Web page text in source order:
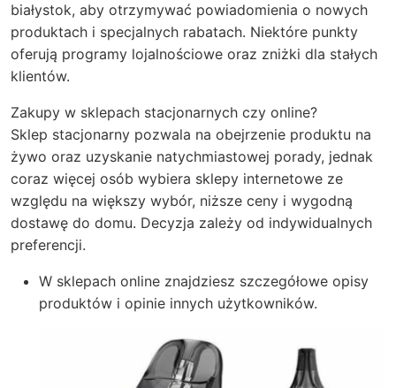
białystok, aby otrzymywać powiadomienia o nowych
produktach i specjalnych rabatach. Niektóre punkty
oferują programy lojalnościowe oraz zniżki dla stałych
klientów.
Zakupy w sklepach stacjonarnych czy online?
Sklep stacjonarny pozwala na obejrzenie produktu na
żywo oraz uzyskanie natychmiastowej porady, jednak
coraz więcej osób wybiera sklepy internetowe ze
względu na większy wybór, niższe ceny i wygodną
dostawę do domu. Decyzja zależy od indywidualnych
preferencji.
W sklepach online znajdziesz szczegółowe opisy
produktów i opinie innych użytkowników.